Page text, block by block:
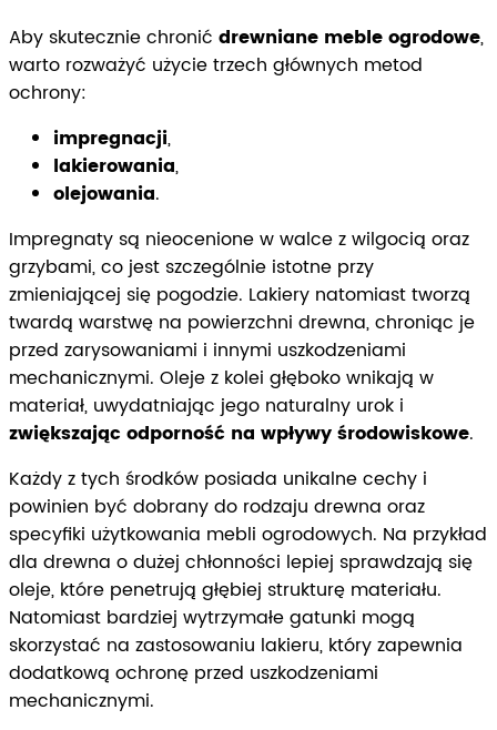
Aby skutecznie chronić drewniane meble ogrodowe,
warto rozważyć użycie trzech głównych metod
ochrony:
impregnacji,
lakierowania,
olejowania.
Impregnaty są nieocenione w walce z wilgocią oraz
grzybami, co jest szczególnie istotne przy
zmieniającej się pogodzie. Lakiery natomiast tworzą
twardą warstwę na powierzchni drewna, chroniąc je
przed zarysowaniami i innymi uszkodzeniami
mechanicznymi. Oleje z kolei głęboko wnikają w
materiał, uwydatniając jego naturalny urok i
zwiększając odporność na wpływy środowiskowe.
Każdy z tych środków posiada unikalne cechy i
powinien być dobrany do rodzaju drewna oraz
specyfiki użytkowania mebli ogrodowych. Na przykład
dla drewna o dużej chłonności lepiej sprawdzają się
oleje, które penetrują głębiej strukturę materiału.
Natomiast bardziej wytrzymałe gatunki mogą
skorzystać na zastosowaniu lakieru, który zapewnia
dodatkową ochronę przed uszkodzeniami
mechanicznymi.